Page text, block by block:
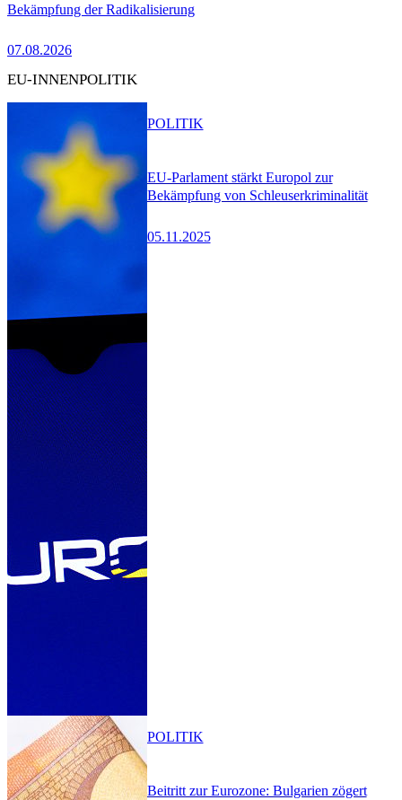
Bekämpfung der Radikalisierung
07.08.2026
EU-INNENPOLITIK
EU-Parlament stärkt Europol zur
Bekämpfung von Schleuserkriminalität
05.11.2025
POLITIK
Beitritt zur Eurozone: Bulgarien zögert
POLITIK